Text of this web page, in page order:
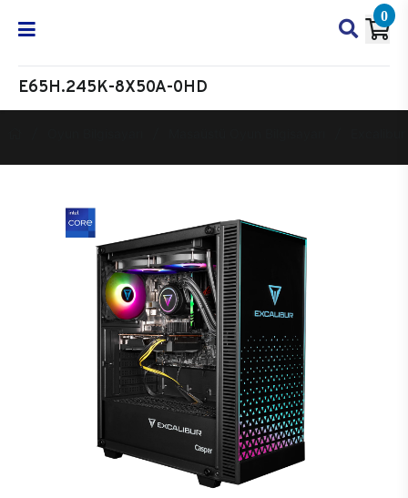
0
E65H.245K-8X50A-0HD